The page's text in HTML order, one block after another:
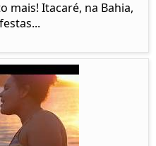
mais! Itacaré, na Bahia,